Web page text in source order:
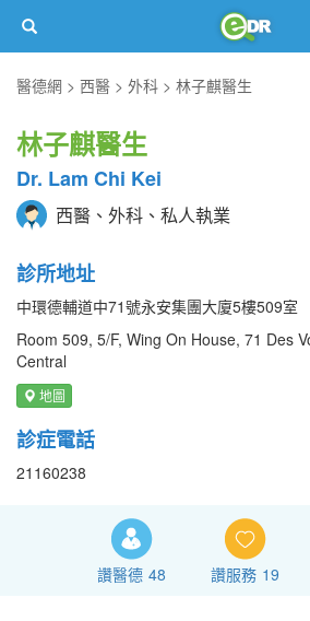
醫德網
西醫 外科 林子麒醫生
林子麒醫生
Dr. Lam Chi Kei
西醫、外科、私人執業
診所地址
中環德輔道中71號永安集團大廈5樓509室
Room 509, 5/F, Wing On House, 71 Des
Central
地圖
診症電話
21160238
讚醫德 48 讚服務 19